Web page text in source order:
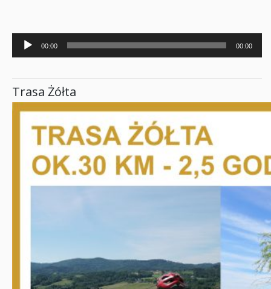
Odtwarzacz
plików
00:00 00:00
Trasa Żółta